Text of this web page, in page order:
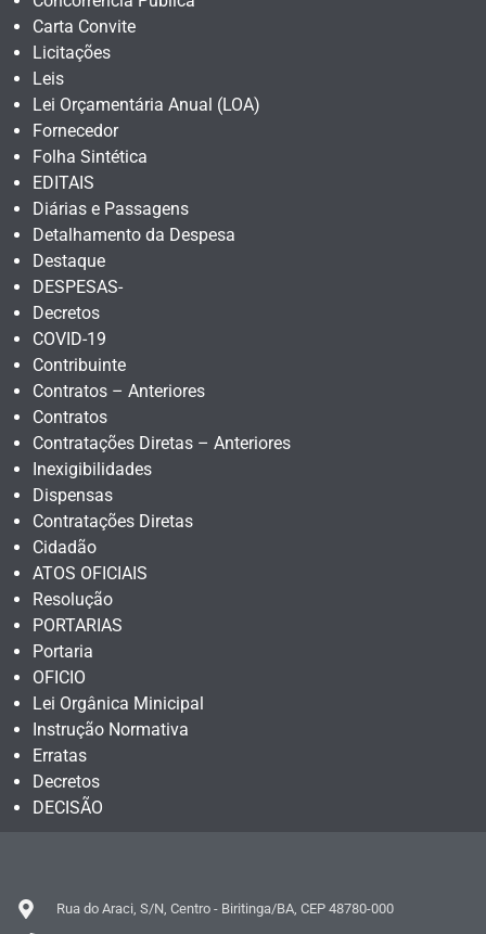
Carta Convite
Licitações
Leis
Lei Orçamentária Anual (LOA)
Fornecedor
Folha Sintética
EDITAIS
Diárias e Passagens
Detalhamento da Despesa
Destaque
DESPESAS-
Decretos
COVID-19
Contribuinte
Contratos – Anteriores
Contratos
Contratações Diretas – Anteriores
Inexigibilidades
Dispensas
Contratações Diretas
Cidadão
ATOS OFICIAIS
Resolução
PORTARIAS
Portaria
OFICIO
Lei Orgânica Minicipal
Instrução Normativa
Erratas
Decretos
DECISÃO
Rua do Araci, S/N, Centro - Biritinga/BA, CEP 48780-000